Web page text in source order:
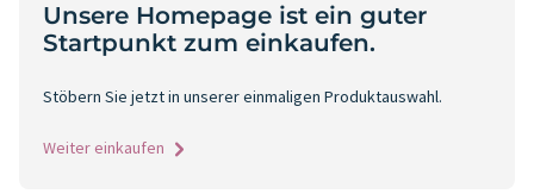
Unsere Homepage ist ein guter
Startpunkt zum einkaufen.
Stöbern Sie jetzt in unserer einmaligen Produktauswahl.
Weiter einkaufen